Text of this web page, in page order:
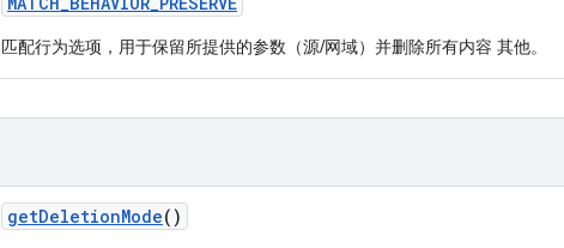
匹配行为选项，用于保留所提供的参数（源/网域）并删除所有内容 其他。
getDeletionMode()